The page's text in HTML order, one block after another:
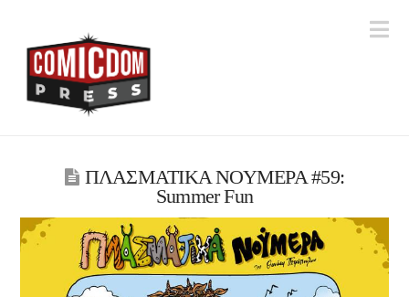
ΠΛΑΣΜΑΤΙΚΑ ΝΟΥΜΕΡΑ #59:
Summer Fun